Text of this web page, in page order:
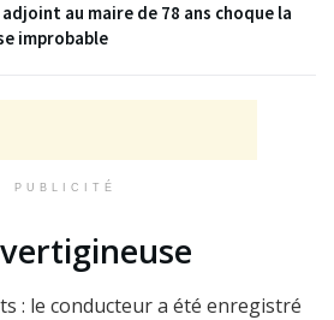
au maire de 78 ans choque la
improbable
PUBLICITÉ
: le conducteur a été enregistré